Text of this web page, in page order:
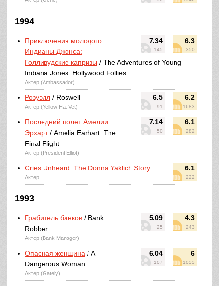
1994
7.34
145
6.3
350
Приключения молодого
Индианы Джонса:
Голливудские капризы / The Adventures of Young
Indiana Jones: Hollywood Follies
Актер (Ambassador)
6.5
91
6.2
1683
Розуэлл / Roswell
Актер (Yellow Hat Vet)
7.14
50
6.1
282
Последний полет Амелии
Эрхарт/ Amelia Earhart: The
Final Flight
Актер (President Elliot)
6.1
222
Cries Unheard: The Donna Yaklich Story
Актер
1993
5.09
25
4.3
243
Грабитель банков / Bank
Robber
Актер (Bank Manager)
6.04
107
6
1033
Опасная женщина / A
Dangerous Woman
Актер (Gately)